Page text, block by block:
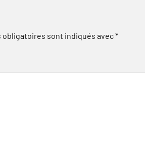
obligatoires sont indiqués avec*